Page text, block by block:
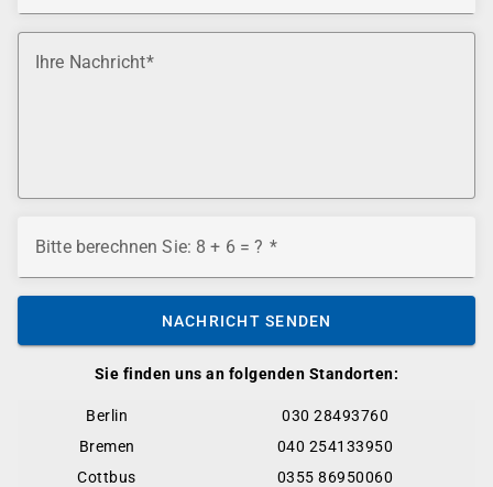
Sie finden uns an folgenden Standorten:
Berlin
030 28493760
Bremen
040 254133950
Cottbus
0355 86950060
Ihre Nachricht
Bitte berechnen Sie: 8 + 6 = ?
NACHRICHT SENDEN